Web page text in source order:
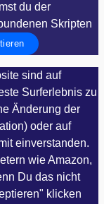
du der
Skripten
sind auf
Surferlebnis zu
Änderung der
oder auf
einverstanden.
wie Amazon,
Du das nicht
klicken